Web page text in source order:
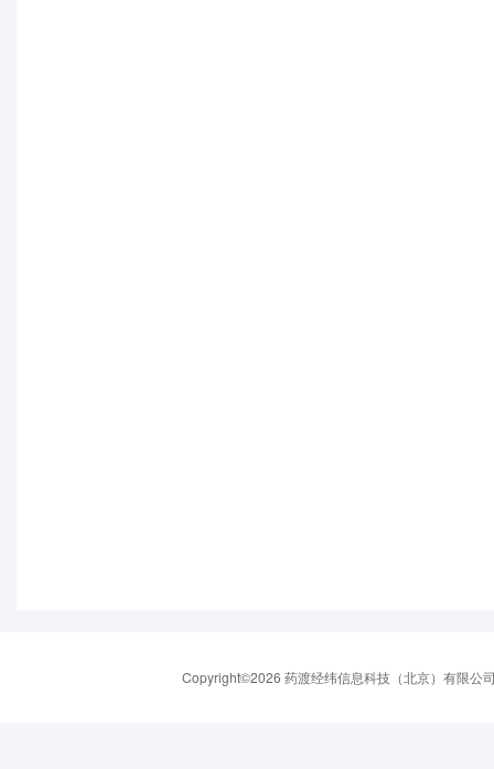
Copyright©2026 药渡经纬信息科技（北京）有限公